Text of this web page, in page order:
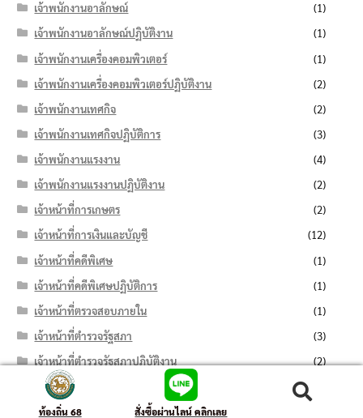
เจ้าพนักงานอาลักษณ์
(1)
เจ้าพนักงานอาลักษณ์ปฏิบัติงาน
(1)
เจ้าพนักงานเครื่องคอมพิวเตอร์
(1)
เจ้าพนักงานเครื่องคอมพิวเตอร์ปฏิบัติงาน
(2)
เจ้าพนักงานเทศกิจ
(2)
เจ้าพนักงานเทศกิจปฏิบัติการ
(3)
เจ้าพนักงานแรงงาน
(4)
เจ้าพนักงานแรงงานปฏิบัติงาน
(2)
เจ้าหน้าที่การเกษตร
(2)
เจ้าหน้าที่การเงินและบัญชี
(12)
เจ้าหน้าที่คดีพิเศษ
(1)
เจ้าหน้าที่คดีพิเศษปฏิบัติการ
(1)
เจ้าหน้าที่ตรวจสอบภายใน
(1)
เจ้าหน้าที่ตำรวจรัฐสภา
(3)
เจ้าหน้าที่ตำรวจรัฐสภาปฏิบัติงาน
(2)
เจ้าหน้าที่ธุรการ
(13)
เจ้าหน้าที่บริหารงานทั่วไป
ท้องถิ่น 68 สั่งซื้อผ่านไลน์ คลิกเลย